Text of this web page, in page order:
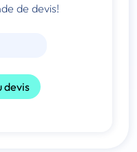
de devis!
devis